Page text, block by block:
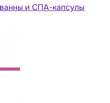
и СПА-капсулы